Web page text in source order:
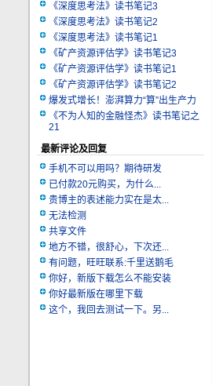
《深度思考法》读书笔记3
《深度思考法》读书笔记2
《深度思考法》读书笔记1
《矿产资源评估学》读书笔记3
《矿产资源评估学》读书笔记1
《矿产资源评估学》读书笔记2
爆发式增长！澎湃算力“算”出生产力
《不为人知的金融怪杰》读书笔记之
21
最新评论及回复
手机不可以用吗？期待研发
已付款20元购买，为什么...
贵博主的表述能力实在是太...
无法检测
共享文件
地方不错，很舒心，下次还...
有问题，旺旺联系:千里送鹅毛
你好，新版下载怎么不能安装
你好最新版在哪里下载
这个，我回去测试一下。另...